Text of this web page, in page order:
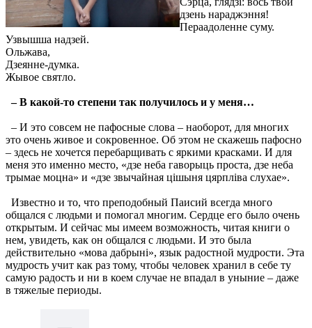
дзень нараджэння!
Пераадоленне суму.
Узвышша надзей.
Ольжава,
Дзеянне-думка.
Жывое святло.
–В какой-то степени так получилось и у меня…
– И это совсем не пафосные слова – наоборот, для многих
это очень живое и сокровенное. Об этом не скажешь пафосно
– здесь не хочется перебарщивать с яркими красками. И для
меня это именно место, «дзе неба гаворыць проста, дзе неба
трымае моцна» и «дзе звычайная цiшыня цярплiва слухае».
Известно и то, что преподобный Паисий всегда много
общался с людьми и помогал многим. Сердце его было очень
открытым. И сейчас мы имеем возможность, читая книги о
нем, увидеть, как он общался с людьми. И это была
действительно «мова дабрынi», язык радостной мудрости. Эта
мудрость учит как раз тому, чтобы человек хранил в себе ту
самую радость и ни в коем случае не впадал в уныние – даже
в тяжелые периоды.